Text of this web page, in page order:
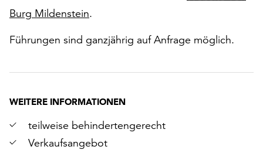
Burg Mildenstein.
Führungen sind ganzjährig auf Anfrage möglich.
WEITERE INFORMATIONEN
teilweise behindertengerecht
Verkaufsangebot